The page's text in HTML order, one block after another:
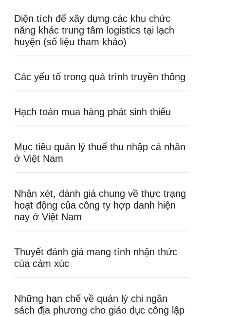
Diện tích để xây dựng các khu chức
năng khác trung tâm logistics tại lạch
huyện (số liệu tham khảo)
Các yếu tố trong quá trình truyền thông
Hạch toán mua hàng phát sinh thiếu
Mục tiêu quản lý thuế thu nhập cá nhân
ở Việt Nam
Nhận xét, đánh giá chung về thực trạng
hoạt động của công ty hợp danh hiện
nay ở Việt Nam
Thuyết đánh giá mang tính nhận thức
của cảm xúc
Những hạn chế về quản lý chi ngân
sách địa phương cho giáo dục công lập